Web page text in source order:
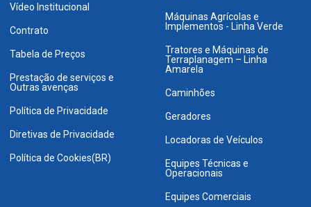
Vídeo Institucional
Contrato
Tabela de Preços
Prestação de serviços e
Outras avenças
Política de Privacidade
Diretivas de Privacidade
Política de Cookies(BR)
Máquinas Agrícolas e
Implementos - Linha Verde
Tratores e Máquinas de
Terraplanagem – Linha
Amarela
Caminhões
Geradores
Locadoras de Veículos
Equipes Técnicas e
Operacionais
Equipes Comerciais